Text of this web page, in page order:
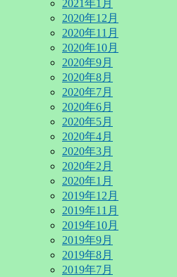
2021年1月
2020年12月
2020年11月
2020年10月
2020年9月
2020年8月
2020年7月
2020年6月
2020年5月
2020年4月
2020年3月
2020年2月
2020年1月
2019年12月
2019年11月
2019年10月
2019年9月
2019年8月
2019年7月